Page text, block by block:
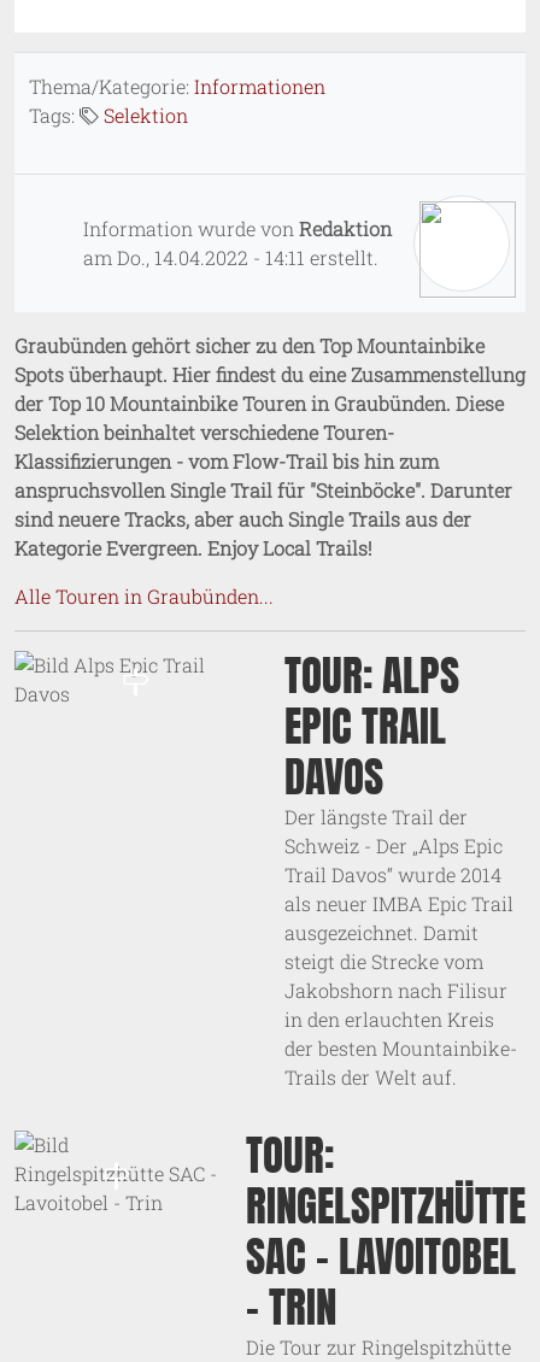
Thema/Kategorie: Informationen
Tags:
Selektion
Information wurde vonRedaktion
amDo., 14.04.2022 - 14:11 erstellt.
Graubünden gehört sicher zu den Top Mountainbike
Spots überhaupt. Hier findest du eine Zusammenstellung
der Top 10 Mountainbike Touren in Graubünden. Diese
Selektion beinhaltet verschiedene Touren-
Klassifizierungen - vom Flow-Trail bis hin zum
anspruchsvollen Single Trail für "Steinböcke". Darunter
sind neuere Tracks, aber auch Single Trails aus der
Kategorie Evergreen. Enjoy Local Trails!
Alle Touren in Graubünden...
TOUR: ALPS
EPIC TRAIL
DAVOS
Der längste Trail der
Schweiz - Der „Alps Epic
Trail Davos“ wurde 2014
als neuer IMBA Epic Trail
ausgezeichnet. Damit
steigt die Strecke vom
Jakobshorn nach Filisur
in den erlauchten Kreis
der besten Mountainbike-
Trails der Welt auf.
TOUR:
RINGELSPITZHÜTTE
SAC - LAVOITOBEL
- TRIN
Die Tour zur Ringelspitzhütte